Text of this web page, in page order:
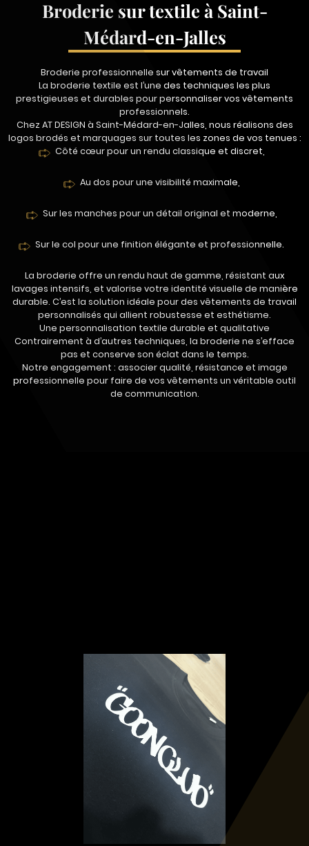
Broderie sur textile à Saint-
Médard-en-Jalles
Broderie professionnelle sur vêtements de travail
La broderie textile est l’une des techniques les plus
prestigieuses et durables pour personnaliser vos vêtements
professionnels.
Chez AT DESIGN à Saint-Médard-en-Jalles, nous réalisons des
logos brodés et marquages sur toutes les zones de vos tenues :
Côté cœur pour un rendu classique et discret,
Au dos pour une visibilité maximale,
Sur les manches pour un détail original et moderne,
Sur le col pour une finition élégante et professionnelle.
La broderie offre un rendu haut de gamme, résistant aux
lavages intensifs, et valorise votre identité visuelle de manière
durable. C’est la solution idéale pour des vêtements de travail
personnalisés qui allient robustesse et esthétisme.
Une personnalisation textile durable et qualitative
Contrairement à d’autres techniques, la broderie ne s’efface
pas et conserve son éclat dans le temps.
Notre engagement : associer qualité, résistance et image
professionnelle pour faire de vos vêtements un véritable outil
de communication.